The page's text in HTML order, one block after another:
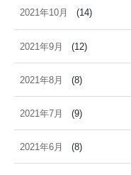
2021年10月 (14)
2021年9月 (12)
2021年8月 (8)
2021年7月 (9)
2021年6月 (8)